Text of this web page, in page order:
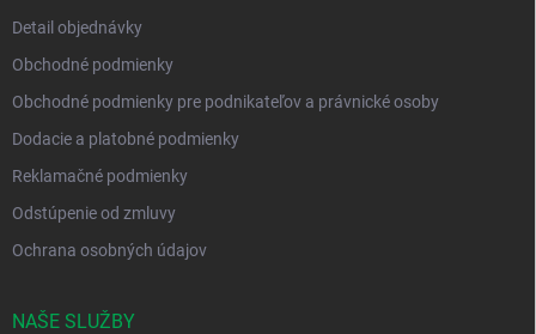
Detail objednávky
Obchodné podmienky
Obchodné podmienky pre podnikateľov a právnické osoby
Dodacie a platobné podmienky
Reklamačné podmienky
Odstúpenie od zmluvy
Ochrana osobných údajov
NAŠE SLUŽBY